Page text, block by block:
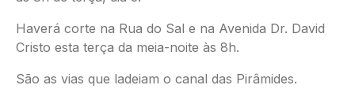
Haverá corte na Rua do Sal e na Avenida Dr. David
Cristo esta terça da meia-noite às 8h.
São as vias que ladeiam o canal das Pirâmides.